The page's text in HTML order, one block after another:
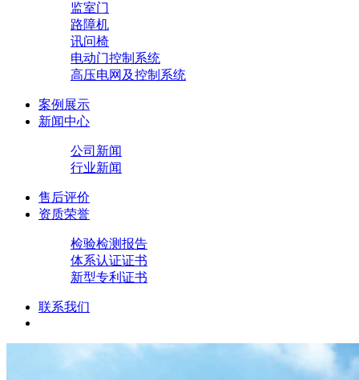
监室门
路障机
讯问椅
电动门控制系统
高压电网及控制系统
案例展示
新闻中心
公司新闻
行业新闻
售后评价
资质荣誉
检验检测报告
体系认证证书
新型专利证书
联系我们